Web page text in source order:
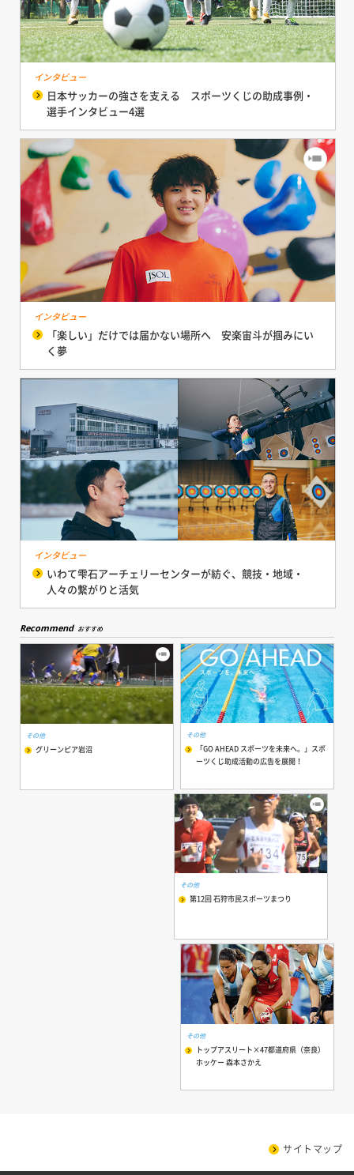
インタビュー
日本サッカーの強さを支える スポーツくじの助成事例・
選手インタビュー4選
インタビュー
「楽しい」だけでは届かない場所へ 安楽宙斗が掴みにい
く夢
インタビュー
いわて雫石アーチェリーセンターが紡ぐ、競技・地域・
人々の繋がりと活気
Recommend おすすめ
その他
グリーンピア岩沼
その他
「GO AHEAD スポーツを未来へ。」スポ
ーツくじ助成活動の広告を展開！
その他
第12回 石狩市民スポーツまつり
その他
トップアスリート×47都道府県（奈良）
ホッケー 森本さかえ
サイトマップ